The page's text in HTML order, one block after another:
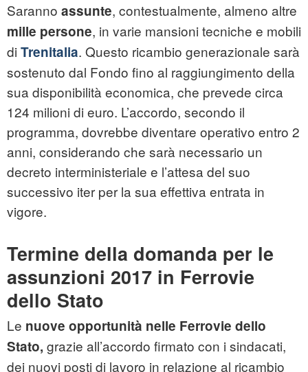
Saranno assunte, contestualmente, almeno altre
mille persone, in varie mansioni tecniche e mobili
di Trenitalia. Questo ricambio generazionale sarà
sostenuto dal Fondo fino al raggiungimento della
sua disponibilità economica, che prevede circa
124 milioni di euro. L’accordo, secondo il
programma, dovrebbe diventare operativo entro 2
anni, considerando che sarà necessario un
decreto interministeriale e l’attesa del suo
successivo iter per la sua effettiva entrata in
vigore.
Termine della domanda per le
assunzioni 2017 in Ferrovie
dello Stato
Le nuove opportunità nelle Ferrovie dello
Stato, grazie all’accordo firmato con i sindacati,
dei nuovi posti di lavoro in relazione al ricambio